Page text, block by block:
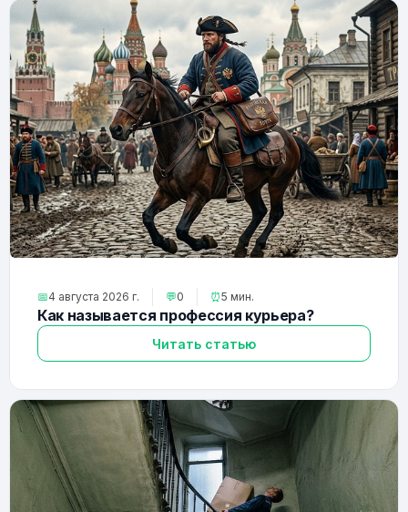
📅4 августа 2026 г. 💬0 ⏰5 мин.
Как называется профессия курьера?
Читать статью